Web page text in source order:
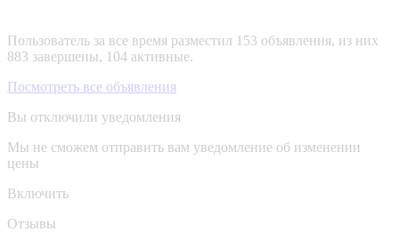
Пользователь за все время разместил 153 объявления, из них
883 завершены, 104 активные.
Посмотреть все объявления
Вы отключили уведомления
Мы не сможем отправить вам уведомление об изменении
цены
Включить
Отзывы